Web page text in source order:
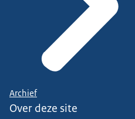
Archief
Over deze site